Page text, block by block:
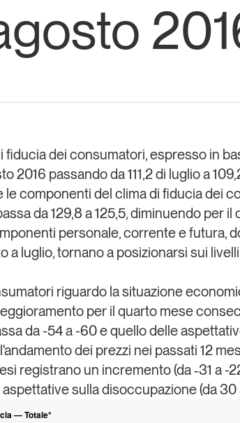
Eventi e formazione
Tutti gli
appuntamenti
fiducia dei consumatori, espresso in
2016 passando da 111,2 di luglio a
componenti del clima di fiducia dei
da 129,8 a 125,5, diminuendo per il
personale, corrente e futura,
a luglio, tornano a posizionarsi sui
riguardo la situazione
per il quarto mese
da -54 a -60 e quello delle
dei prezzi nei passati 12
registrano un incremento (da ‑31 a -
sulla disoccupazione (da 30
— Totale*